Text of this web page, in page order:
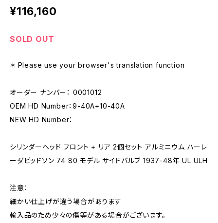
¥116,160
SOLD OUT
＊ Please use your browser's translation function
オーダー ナンバー： 0001012
OEM HD Number：9-40A+10-40A
NEW HD Number：
シリンダーヘッド フロント + リア 2個セット アルミニウム ハーレ
ーダビッドソン 74 80 モデル サイドバルブ 1937-48年 UL ULH
注意：
細かい仕上げが違う場合があります
輸入品のため少々の傷等がある場合がございます。